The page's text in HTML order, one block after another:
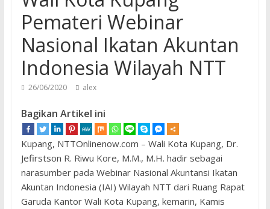
Pemateri Webinar
Nasional Ikatan Akuntan
Indonesia Wilayah NTT
26/06/2020 alex
Bagikan Artikel ini
Kupang, NTTOnlinenow.com – Wali Kota Kupang, Dr.
Jefirstson R. Riwu Kore, M.M., M.H. hadir sebagai
narasumber pada Webinar Nasional Akuntansi Ikatan
Akuntan Indonesia (IAI) Wilayah NTT dari Ruang Rapat
Garuda Kantor Wali Kota Kupang, kemarin, Kamis